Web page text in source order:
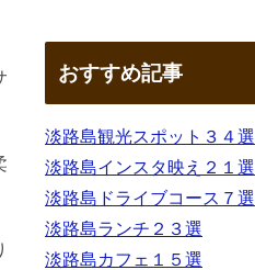
おすすめ記事
淡路島観光スポット３４選
淡路島インスタ映え２１選
淡路島ドライブコース７選
淡路島ランチ２３選
淡路島カフェ１５選